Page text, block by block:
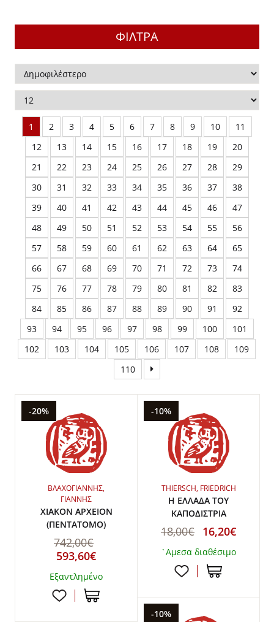
ΚΑΙ ΙΣΤΟΡΙΑ ΤΩΝ ΛΑΩΝ
"ΗΩΣ"
"ΕΛΛΗΝΙΚΗ ΔΗΜΙΟΥΡΓΙΑ"
- ΜΑΡΤΥΡΙΕΣ
ΒΟΗΘΗΜΑΤΑ
ΕΛΛΗΝΕΣ ΚΛΑΣΙΚΟΙ / ΣΤΕΡΕΟΤΥΠΕΣ
ΣΥΓΓΡΑΦΕΙΣ / ΣΤΕΡΕΟΤΥΠΕΣ ΕΚΔΟΣΕΙΣ
ΟΙΚΟΝΟΜΙΑ
ΒΙΒΛΙΑ
ΗΜΕΡΟΛΟΓΙΑ
ΧΡΟΝΟΣ ΚΑΙ ΧΟΜΠΙ
ΦΙΛΤΡΑ
1 2 3 4 5 6 7 8 9 10
11
12
13 14 15 16 17 18 19
20
21
22 23 24 25 26 27 28
29
30
31 32 33 34 35 36 37
38
39
40 41 42 43 44 45 46
47
48
49 50 51 52 53 54 55
56
57
58 59 60 61 62 63 64
65
66
67 68 69 70 71 72 73
74
75
76 77 78 79 80 81 82
83
84
85 86 87 88 89 90 91
92
93
94 95 96 97 98 99 100
101
102
103 104 105 106 107 108
109
110
-20%
ΒΛΑΧΟΓΙΑΝΝΗΣ,
ΓΙΑΝΝΗΣ
ΧΙΑΚΟΝ ΑΡΧΕΙΟΝ
(ΠΕΝΤΑΤΟΜΟ)
742,00€
593,60€
Εξαντλημένο
-10%
THIERSCH, FRIEDRICH
Η ΕΛΛΑΔΑ ΤΟΥ
ΚΑΠΟΔΙΣΤΡΙΑ
18,00€ 16,20€
`Αμεσα διαθέσιμο
-10%